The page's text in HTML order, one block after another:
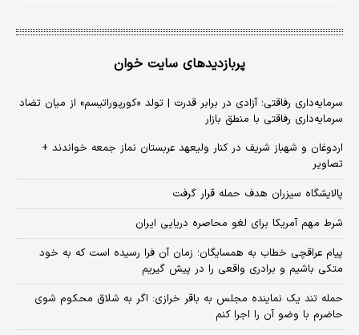
پربازدیدهای سایت خوان
سرمایه‌داری رفاقتی؛ آزادی در برابر قدرت | تولد «کورپوراتیسم» از میان تضاد
سرمایه‌داری رفاقتی با منطق بازار
اردوغان و شهباز شریف در کنار ولیعهد عربستان نماز جمعه خواندند +
تصاویر
پالایشگاه سیزران هدف حمله قرار گرفت
شرط مهم آمریکا برای لغو محاصره دریایی ایران
پیام عراقچی خطاب به همسایگان؛ زمان آن فرا رسیده است که به خود
متکی باشیم و برادری واقعی را در پیش گیریم
حمله تند یک نماینده مجلس به باقر خرازی: اگر به شلاق محکوم شوی
حاضرم با وضو آن را اجرا کنم